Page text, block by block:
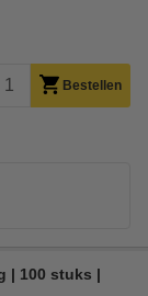
Bestellen
| 100 stuks |